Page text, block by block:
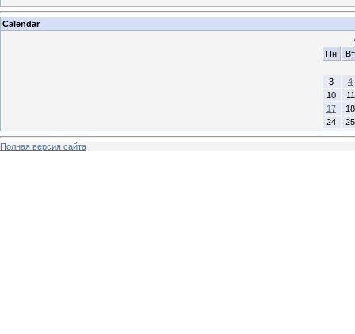
Calendar
Пн
Вт
3
4
10
11
17
18
24
25
Полная версия сайта